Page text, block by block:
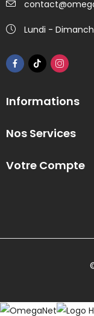
Lundi -
Informations
Nos Services
Votre Compte